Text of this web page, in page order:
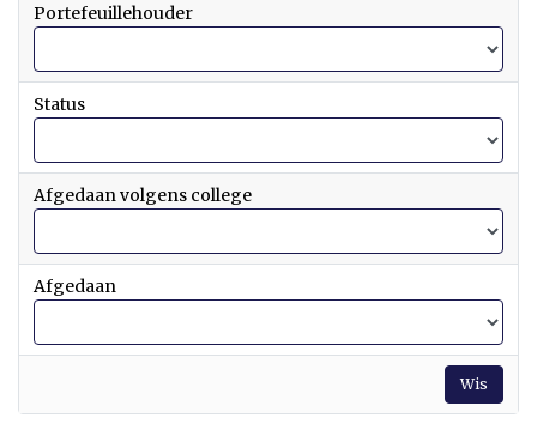
tot
en
met
Portefeuillehouder
Status
Afgedaan volgens college
Afgedaan
Wis